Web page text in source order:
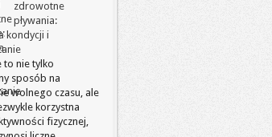
zdrowotne
pływania:
kondycji i
to nie tylko
sposób na
wolnego czasu, ale
korzystna
fizycznej,